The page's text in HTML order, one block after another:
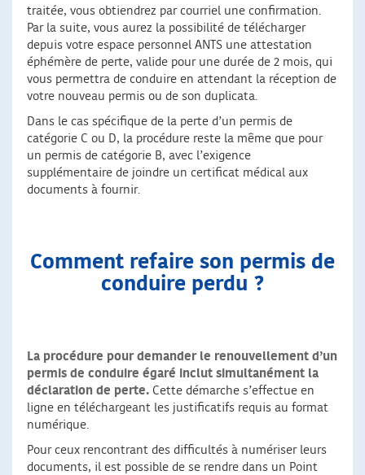
traitée, vous obtiendrez par courriel une confirmation.
Par la suite, vous aurez la possibilité de télécharger
depuis votre espace personnel ANTS une attestation
éphémère de perte, valide pour une durée de 2 mois, qui
vous permettra de conduire en attendant la réception de
votre nouveau permis ou de son duplicata.
Dans le cas spécifique de la perte d’un permis de
catégorie C ou D, la procédure reste la même que pour
un permis de catégorie B, avec l’exigence
supplémentaire de joindre un certificat médical aux
documents à fournir.
Comment refaire son permis de
conduire perdu ?
La procédure pour demander le renouvellement d’un
permis de conduire égaré inclut simultanément la
déclaration de perte. Cette démarche s’effectue en
ligne en téléchargeant les justificatifs requis au format
numérique.
Pour ceux rencontrant des difficultés à numériser leurs
documents, il est possible de se rendre dans un Point